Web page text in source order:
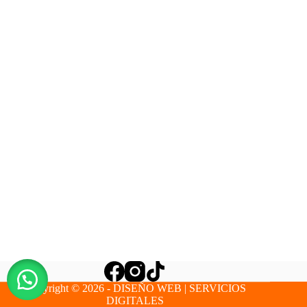
Copyright © 2026 - DISEÑO WEB | SERVICIOS
DIGITALES